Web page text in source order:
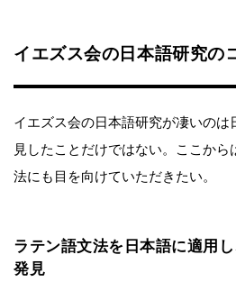
イエズス会の日本語研究の
イエズス会の日本語研究が凄いのは
見したことだけではない。ここか
法にも目を向けていただきたい。
ラテン語文法を日本語に適用
発見